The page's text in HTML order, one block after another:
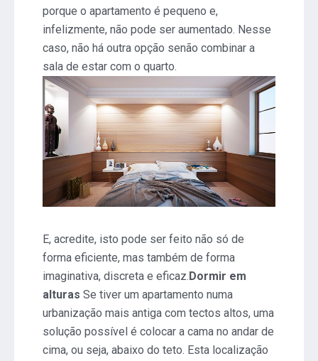
porque o apartamento é pequeno e,
infelizmente, não pode ser aumentado. Nesse
caso, não há outra opção senão combinar a
sala de estar com o quarto.
E, acredite, isto pode ser feito não só de
forma eficiente, mas também de forma
imaginativa, discreta e eficaz.Dormir em
alturas Se tiver um apartamento numa
urbanização mais antiga com tectos altos, uma
solução possível é colocar a cama no andar de
cima, ou seja, abaixo do teto. Esta localização